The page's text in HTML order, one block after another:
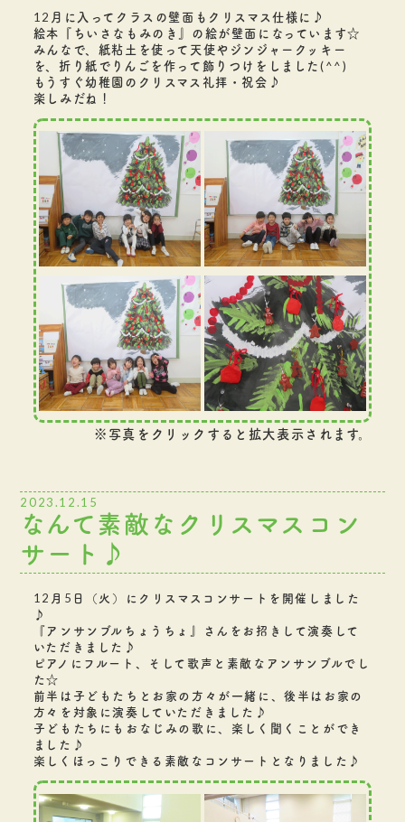
12月に入ってクラスの壁面もクリスマス仕様に♪
絵本『ちいさなもみのき』の絵が壁面になっています☆
みんなで、紙粘土を使って天使やジンジャークッキー
を、折り紙でりんごを作って飾りつけをしました(^^)
もうすぐ幼稚園のクリスマス礼拝・祝会♪
楽しみだね！
※写真をクリックすると拡大表示されます。
2023.12.15
なんて素敵なクリスマスコン
サート♪
12月5日（火）にクリスマスコンサートを開催しました
♪
『アンサンブルちょうちょ』さんをお招きして演奏して
いただきました♪
ピアノにフルート、そして歌声と素敵なアンサンブルでし
た☆
前半は子どもたちとお家の方々が一緒に、後半はお家の
方々を対象に演奏していただきました♪
子どもたちにもおなじみの歌に、楽しく聞くことができ
ました♪
楽しくほっこりできる素敵なコンサートとなりました♪